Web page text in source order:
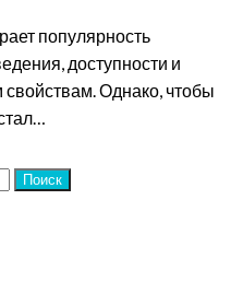
популярность
доступности и
Однако, чтобы